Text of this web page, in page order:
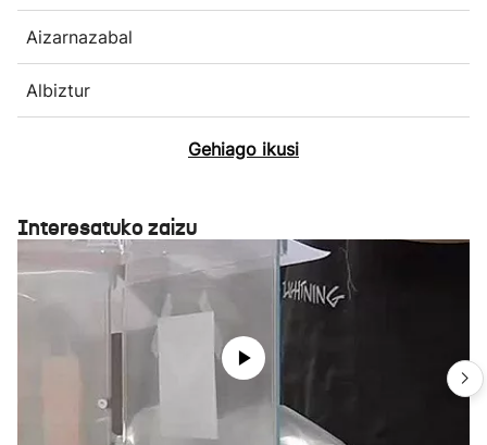
Aizarnazabal
Albiztur
Gehiago ikusi
Interesatuko zaizu